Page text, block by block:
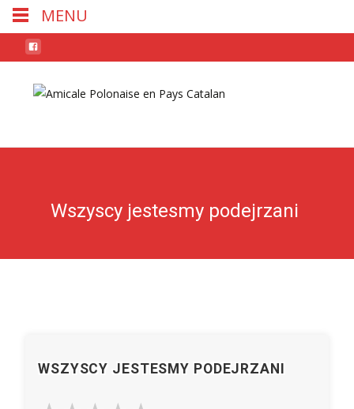
Wszyscy jestesmy podejrzani
WSZYSCY JESTESMY PODEJRZANI
MENU